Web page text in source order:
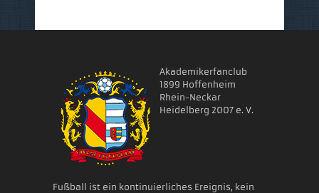
Akademikerfanclub
1899 Hoffenheim
Rhein-Neckar
Heidelberg 2007 e. V.
Fußball ist ein kontinuierliches Ereignis, kein